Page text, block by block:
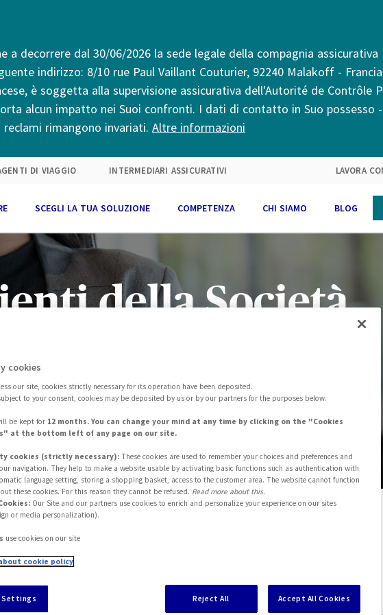
decorrere dal 30/06/2026 la sede legale della compagnia assicurativa
indirizzo: 8/10 rue Paul Vaillant Couturier, 92240 Malakoff -
è soggetta alla supervisione assicurativa dell'Autorité de Contrôle
alcun impatto nei Suoi confronti. I dati di contatto in Suo possesso
rimangono invariati. Altre informazioni
DI VIAGGIO INTERMEDIARI ASSICURATIVI LAVORA
SCEGLI LA TUA SOLUZIONE COMPETENZA CHI SIAMO BLOG
della Società
Inter Partner
Assistance S.A.
cookies
our site, cookies strictly necessary for its operation have been deposited.
to your consent, cookies may be deposited by us or by our partners for the purposes below.
be kept for 12 months. You can change your mind at any time by clicking on the "Cookies
at the bottom left of any page on our site.
cookies (strictly necessary): These cookies are used to remember your choices and preferences and
navigation. They help to make a website usable by activating basic functions such as authentication with
language setting, storing a shopping basket, access to the customer area. The website cannot function
these cookies. For this reason they cannot be refused. Read more about this.
Our Site and our partners use cookies to enrich and personalize your experience on our sites
or media personalization).
use cookies on our site
cookie policy
Reject All Accept All Cookies
Settings